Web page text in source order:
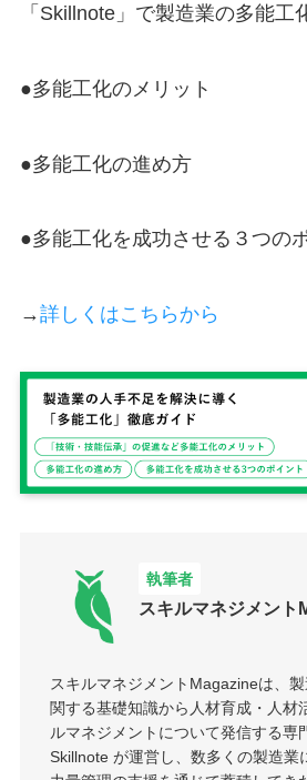
「Skillnote」で製造業の多能工
●多能工化のメリット
●多能工化の進め方
●多能工化を成功させる３つの
→詳しくはこちらから
執筆者
スキルマネジメント
スキルマネジメントMagazineは、
関する基礎知識から人材育成・人材
ルマネジメントについて発信する専
Skillnote が運営し、数多くの製造業